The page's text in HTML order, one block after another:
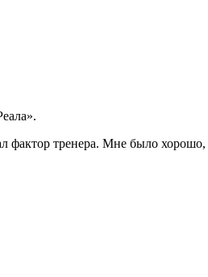
тренера. Мне было хорошо,